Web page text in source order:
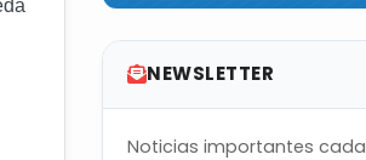
NEWSLETTER
Noticias importantes cada